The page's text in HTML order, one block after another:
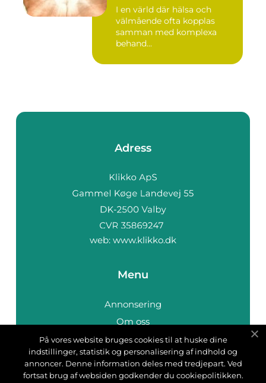
I en värld där hälsa och
välmående ofta kopplas
samman med komplexa
behand...
Adress
web: www.klikko.dk
Menu
Annonsering
Om oss
Cookies
Kontakta oss
Sitemap
På vores website bruges cookies til at huske dine
indstillinger, statistik og personalisering af indhold og
annoncer. Denne information deles med tredjepart. Ved
fortsat brug af websiden godkender du cookiepolitikken.